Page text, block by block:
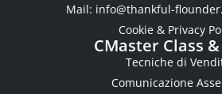
Mail: info@thankful-
Cookie & Privacy
CMaster Class
Tecniche di
Comunicazione